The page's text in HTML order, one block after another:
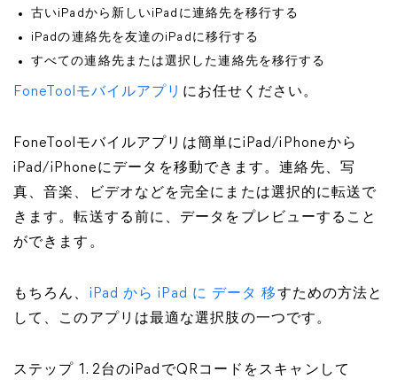
古いiPadから新しいiPadに連絡先を移行する
iPadの連絡先を友達のiPadに移行する
すべての連絡先または選択した連絡先を移行する
FoneToolモバイルアプリ にお任せください。
FoneToolモバイルアプリは簡単にiPad/iPhoneから
iPad/iPhoneにデータを移動できます。連絡先、写
真、音楽、ビデオなどを完全にまたは選択的に転送で
きます。転送する前に、データをプレビューすること
ができます。
もちろん、 iPad から iPad に データ 移すための方法と
して、このアプリは最適な選択肢の一つです。
ステップ 1. 2台のiPadでQRコードをスキャンして